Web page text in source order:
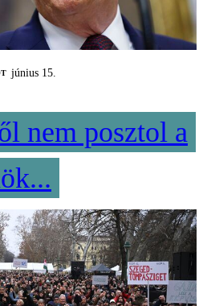
június 15.
nem posztol a